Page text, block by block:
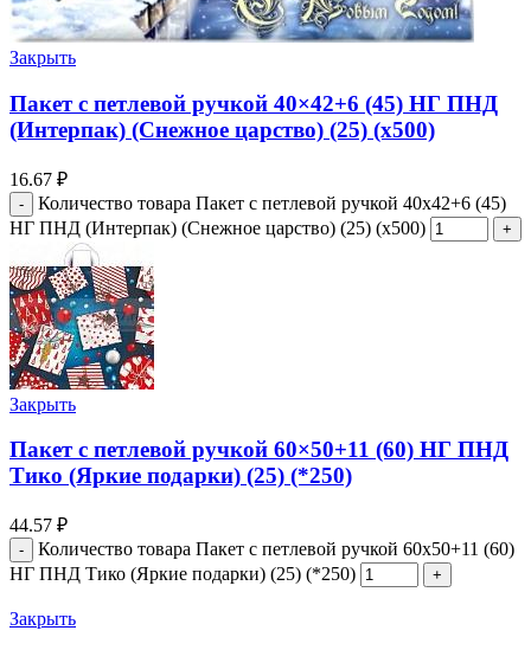
Закрыть
Пакет с петлевой ручкой 40×42+6 (45) НГ ПНД
(Интерпак) (Снежное царство) (25) (х500)
16.67 ₽
Количество товара Пакет с петлевой ручкой 40x42+6 (45)
НГ ПНД (Интерпак) (Снежное царство) (25) (х500)
Закрыть
Пакет с петлевой ручкой 60×50+11 (60) НГ ПНД
Тико (Яркие подарки) (25) (*250)
44.57 ₽
Количество товара Пакет с петлевой ручкой 60x50+11 (60)
НГ ПНД Тико (Яркие подарки) (25) (*250)
Закрыть